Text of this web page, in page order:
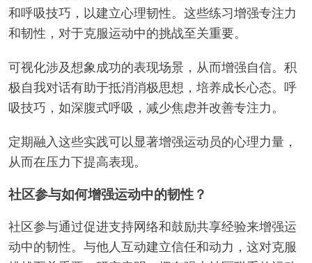
和呼吸技巧，以建立心理韧性。这些练习增强专注力
和韧性，对于克服运动中的挑战至关重要。
可视化涉及想象成功的表现场景，从而增强自信。积
极自我对话有助于抵消消极思想，培养成长心态。呼
吸技巧，如深腹式呼吸，减少焦虑并改善专注力。
定期融入这些实践可以显著增强运动员的心理力量，
从而在压力下提高表现。
社区参与如何增强运动中的韧性？
社区参与通过促进支持网络和鼓励共享经验来增强运
动中的韧性。与他人互动建立信任和动力，这对克服